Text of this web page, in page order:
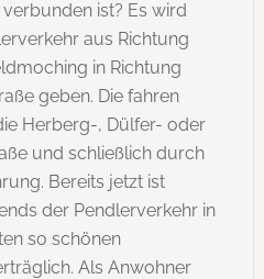
ist? Es wird
aus Richtung
in Richtung
geben. Die fahren
Herberg-, Dülfer- oder
und schließlich durch
Bereits jetzt ist
der Pendlerverkehr in
so schönen
Als Anwohner